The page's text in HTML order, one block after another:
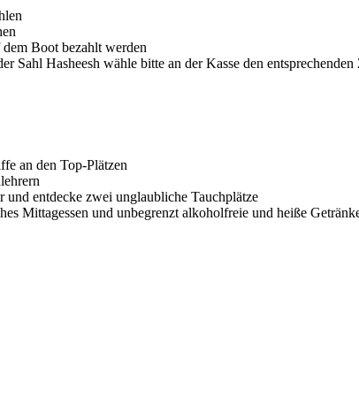
Boot bezahlt werden
Sahl Hasheesh wähle bitte an der Kasse den entsprechenden
an den Top-Plätzen
und entdecke zwei unglaubliche Tauchplätze
Mittagessen und unbegrenzt alkoholfreie und heiße